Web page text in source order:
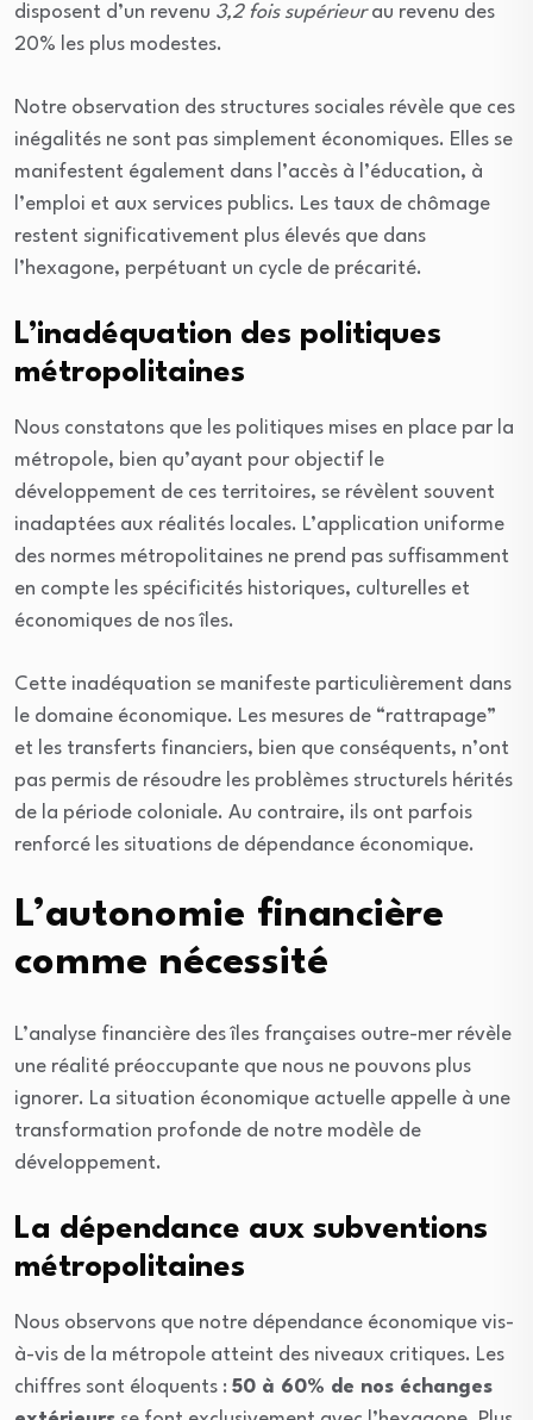
disposent d’un revenu 3,2 fois supérieurau revenu des
20% les plus modestes.
Notre observation des structures sociales révèle que ces
inégalités ne sont pas simplement économiques. Elles se
manifestent également dans l’accès à l’éducation, à
l’emploi et aux services publics. Les taux de chômage
restent significativement plus élevés que dans
l’hexagone, perpétuant un cycle de précarité.
L’inadéquation des politiques
métropolitaines
Nous constatons que les politiques mises en place par la
métropole, bien qu’ayant pour objectif le
développement de ces territoires, se révèlent souvent
inadaptées aux réalités locales. L’application uniforme
des normes métropolitaines ne prend pas suffisamment
en compte les spécificités historiques, culturelles et
économiques de nos îles.
Cette inadéquation se manifeste particulièrement dans
le domaine économique. Les mesures de “rattrapage”
et les transferts financiers, bien que conséquents, n’ont
pas permis de résoudre les problèmes structurels hérités
de la période coloniale. Au contraire, ils ont parfois
renforcé les situations de dépendance économique.
L’autonomie financière
comme nécessité
L’analyse financière des îles françaises outre-mer révèle
une réalité préoccupante que nous ne pouvons plus
ignorer. La situation économique actuelle appelle à une
transformation profonde de notre modèle de
développement.
La dépendance aux subventions
métropolitaines
Nous observons que notre dépendance économique vis-
à-vis de la métropole atteint des niveaux critiques. Les
chiffres sont éloquents : 50 à 60% de nos échanges